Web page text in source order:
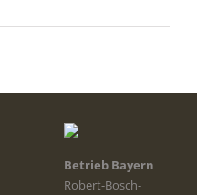
Betrieb Bayern
Robert-Bosch-